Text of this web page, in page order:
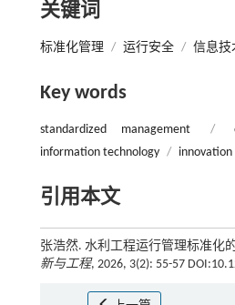
关键词
标准化管理 / 运行安全 / 信息技
Key words
standardized management /
information technology / innovation
引用本文
张浩然. 水利工程运行管理标准化
新与工程, 2026, 3(2): 55-57